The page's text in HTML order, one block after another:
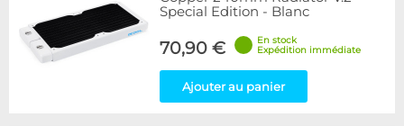
Special Edition - Blanc
70,90 €
En stock
Expédition immédiate
Ajouter au panier